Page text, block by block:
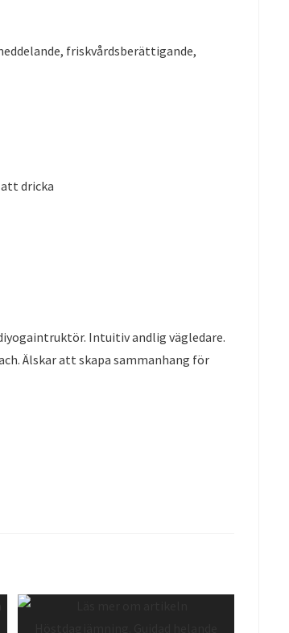
friskvårdsberättigande,
dricka
Intuitiv andlig vägledare.
Älskar att skapa sammanhang för